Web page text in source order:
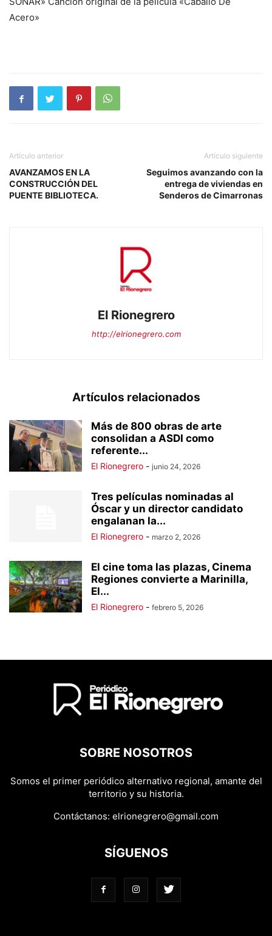
Acero»
Artículo anterior
AVANZAMOS EN LA
CONSTRUCCIÓN DEL
PUENTE BIBLIOTECA.
Artículo siguiente
Seguimos avanzando con la
entrega de viviendas en
Senderos de Cimarronas
El Rionegrero
http://elrionegrero.com
Artículos relacionados
Más de 800 obras de arte
consolidan a ASDI como
referente...
El Rionegrero - junio 24, 2026
Tres películas nominadas al
Óscar y un director candidato
engalanan la...
El Rionegrero - marzo 2, 2026
El cine toma las plazas, Cinema
Regiones convierte a Marinilla,
El...
El Rionegrero - febrero 5, 2026
SOBRE NOSOTROS
Somos el primer periódico alternativo regional, amante del
territorio y su historia.
Contáctanos: elrionegrero@gmail.com
SÍGUENOS